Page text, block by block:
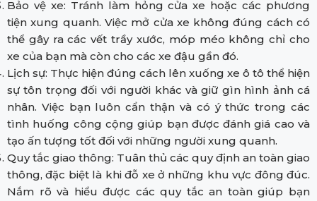
Bảo vệ xe: Tránh làm hỏng cửa xe hoặc các phương
tiện xung quanh. Việc mở cửa xe không đúng cách có
thể gây ra các vết trầy xước, móp méo không chỉ cho
xe của bạn mà còn cho các xe đậu gần đó.
Lịch sự: Thực hiện đúng cách lên xuống xe ô tô thể hiện
sự tôn trọng đối với người khác và giữ gìn hình ảnh cá
nhân. Việc bạn luôn cẩn thận và có ý thức trong các
tình huống công cộng giúp bạn được đánh giá cao và
tạo ấn tượng tốt đối với những người xung quanh.
Quy tắc giao thông: Tuân thủ các quy định an toàn giao
thông, đặc biệt là khi đỗ xe ở những khu vực đông đúc.
Nắm rõ và hiểu được các quy tắc an toàn giúp bạn